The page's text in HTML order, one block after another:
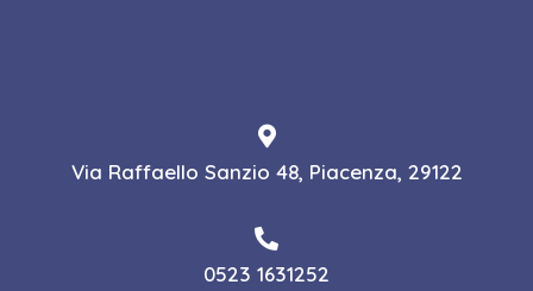
Via Raffaello Sanzio 48, Piacenza, 29122
0523 1631252